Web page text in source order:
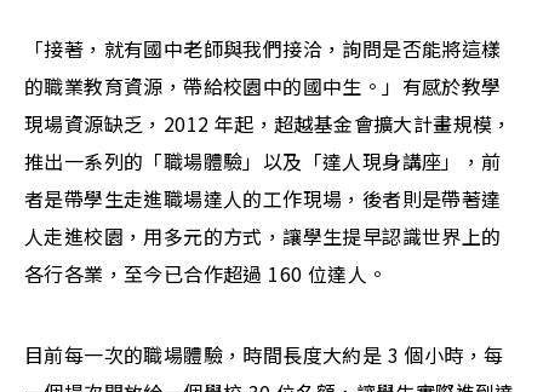
「接著，就有國中老師與我們接洽，詢問是否能將這樣
的職業教育資源，帶給校園中的國中生。」有感於教學
現場資源缺乏，2012 年起，超越基金會擴大計畫規模，
推出一系列的「職場體驗」以及「達人現身講座」，前
者是帶學生走進職場達人的工作現場，後者則是帶著達
人走進校園，用多元的方式，讓學生提早認識世界上的
各行各業，至今已合作超過 160 位達人。
目前每一次的職場體驗，時間長度大約是 3 個小時，每